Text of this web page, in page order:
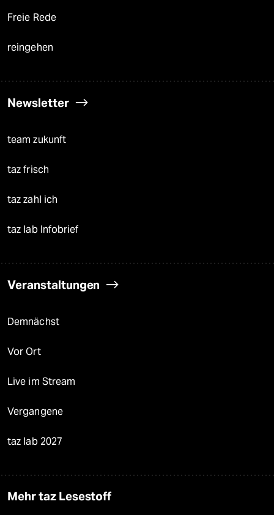
Freie Rede
reingehen
Newsletter
team zukunft
taz frisch
taz zahl ich
taz lab Infobrief
Veranstaltungen
Demnächst
Vor Ort
Live im Stream
Vergangene
taz lab 2027
Mehr taz Lesestoff